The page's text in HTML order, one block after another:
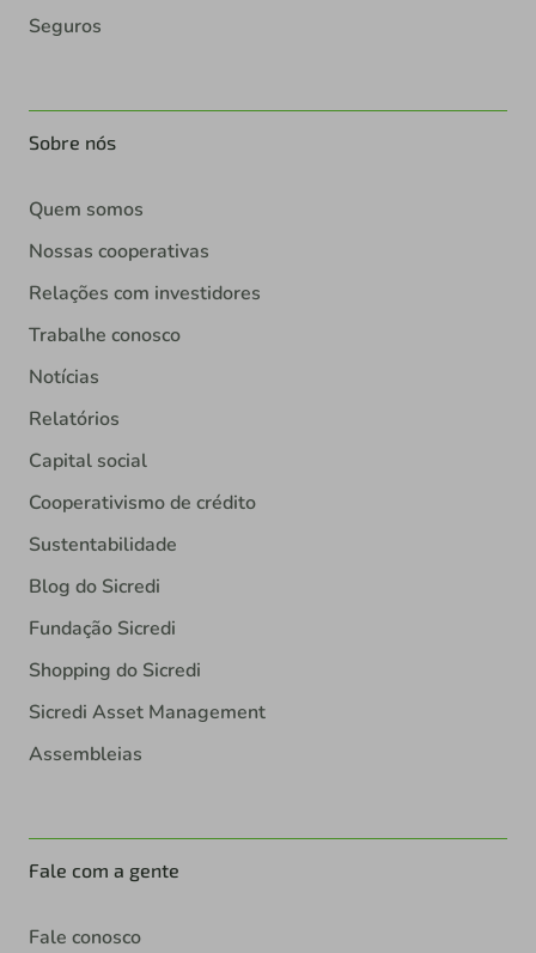
Seguros
Sobre nós
Quem somos
Nossas cooperativas
Relações com investidores
Trabalhe conosco
Notícias
Relatórios
Capital social
Cooperativismo de crédito
Sustentabilidade
Blog do Sicredi
Fundação Sicredi
Shopping do Sicredi
Sicredi Asset Management
Assembleias
Fale com a gente
Fale conosco